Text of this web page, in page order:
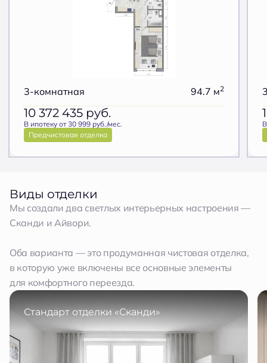
3-комнатная 94.7 м2
10 372 435 руб.
В ипотеку от 30 999 руб./мес.
Предчистовая отделка
Виды отделки
Мы создали два светлых интерьерных настроения —
Сканди и Айвори.
Оба варианта — это продуманная чистовая отделка,
в которую уже включены все основные элементы
для комфортного переезда.
Стандарт отделки «Сканди»